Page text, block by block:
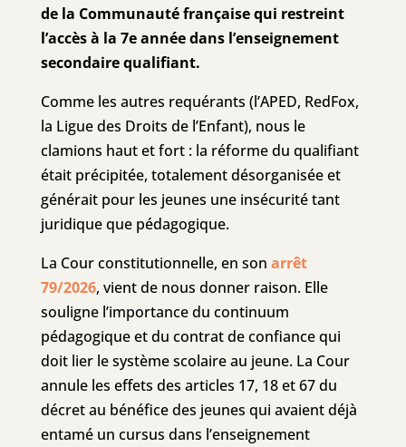
de la Communauté française qui restreint
l’accès à la 7e année dans l’enseignement
secondaire qualifiant.
Comme les autres requérants (l’APED, RedFox,
la Ligue des Droits de l’Enfant), nous le
clamions haut et fort : la réforme du qualifiant
était précipitée, totalement désorganisée et
générait pour les jeunes une insécurité tant
juridique que pédagogique.
La Cour constitutionnelle, en son arrêt
79/2026, vient de nous donner raison. Elle
souligne l’importance du continuum
pédagogique et du contrat de confiance qui
doit lier le système scolaire au jeune. La Cour
annule les effets des articles 17, 18 et 67 du
décret au bénéfice des jeunes qui avaient déjà
entamé un cursus dans l’enseignement